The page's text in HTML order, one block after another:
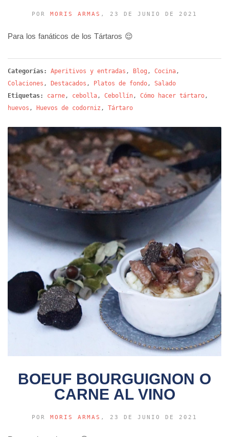
POR MORIS ARMAS , 23 DE JUNIO DE 2021
Para los fanáticos de los Tártaros 😌
Categorías: Aperitivos y entradas , Blog , Cocina,
Colaciones , Destacados , Platos de fondo, Salado
Etiquetas:
carne, cebolla, Cebollín, Cómo hacer tártaro,
huevos , Huevos de codorniz , Tártaro
BOEUF BOURGUIGNON O
CARNE AL VINO
POR MORIS ARMAS , 23 DE JUNIO DE 2021